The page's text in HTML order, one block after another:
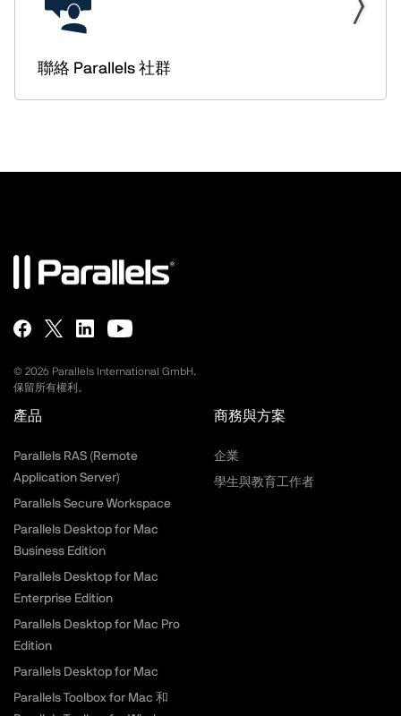
聯絡 Parallels 社群
© 2026 Parallels International GmbH.
保留所有權利。
產品
Parallels RAS (Remote
Application Server)
Parallels Secure Workspace
Parallels Desktop for Mac
Business Edition
Parallels Desktop for Mac
Enterprise Edition
Parallels Desktop for Mac Pro
Edition
Parallels Desktop for Mac
Parallels Toolbox for Mac 和
商務與方案
企業
學生與教育工作者